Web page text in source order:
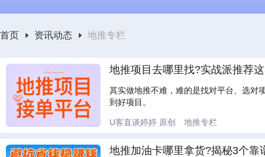
首页 资讯动态 地推专栏
地推项目去哪里找?实战派推荐
其实做地推不难，难的是找对平台、选对
到好项目。
U客直谈婷婷 原创 地推专栏
地推加油卡哪里拿货?揭秘3个靠